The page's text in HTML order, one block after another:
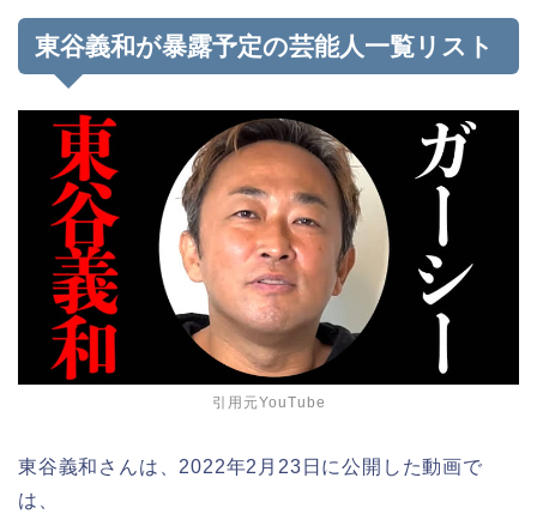
東谷義和が暴露予定の芸能人一覧リスト
引用元YouTube
東谷義和さんは、2022年2月23日に公開した動画で
は、